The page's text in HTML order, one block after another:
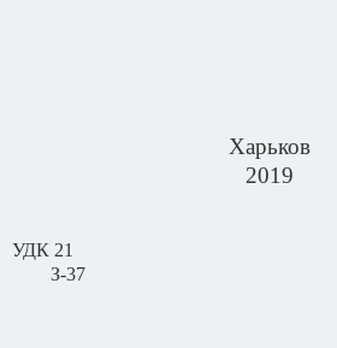
Харьков
2019
УДК 21
З-37